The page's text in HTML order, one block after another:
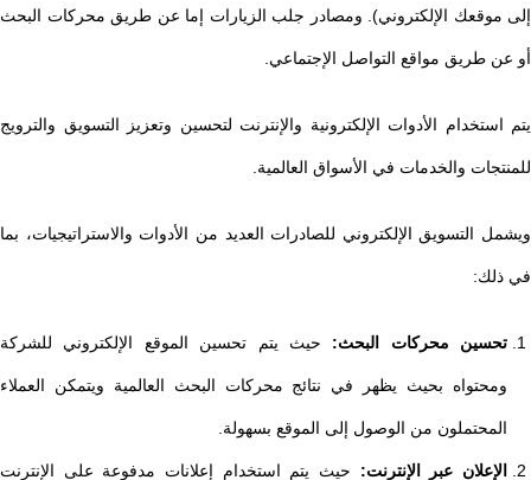
إلى موقعك الإلكتروني). ومصادر جلب الزيارات إما عن طريق محركات البحث
أو عن طريق مواقع التواصل الإجتماعي.
يتم استخدام الأدوات الإلكترونية والإنترنت لتحسين وتعزيز التسويق والترويج
للمنتجات والخدمات في الأسواق العالمية.
ويشمل التسويق الإلكتروني للصادرات العديد من الأدوات والاستراتيجيات، بما
في ذلك:
تحسين محركات البحث: حيث يتم تحسين الموقع الإلكتروني للشركة
ومحتواه بحيث يظهر في نتائج محركات البحث العالمية ويتمكن العملاء
المحتملون من الوصول إلى الموقع بسهولة.
الإعلان عبر الإنترنت: حيث يتم استخدام إعلانات مدفوعة على الإنترنت